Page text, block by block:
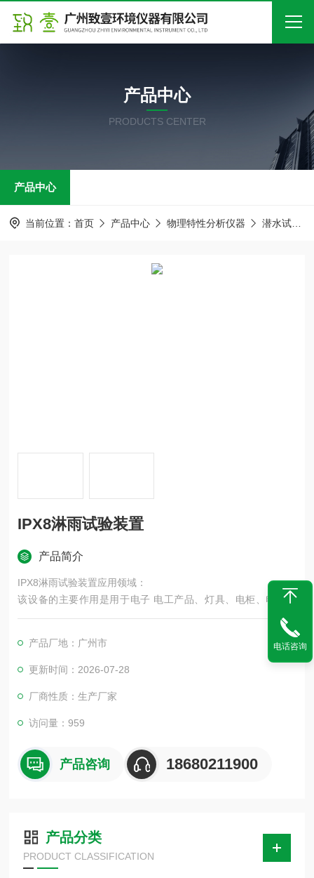
关于我们
产品中心
在线留言
产品中心
PRODUCTS CENTER
产品中心
当前位置： 首页 产品中心 物理特性分析仪器 潜水试验装置
IPX8淋雨试验装置
产品简介
IPX8淋雨试验装置应用领域：
该设备的主要作用是用于电子 电工产品、灯具、电柜、电器元
件、汽车、摩托车及其零部件等产品在模拟淋雨的气候条件下，
对产品的物理以及其它相关性能进行测试。测试后，通过检定来
判断产品的性能是否达到要求，以便于产品的设计、改进、检定
及出厂检验使用。
产品厂地：广州市
更新时间：2026-07-28
厂商性质：生产厂家
访问量：959
产品咨询 18680211900
产品分类
PRODUCT CLASSIFICATION
电话咨询